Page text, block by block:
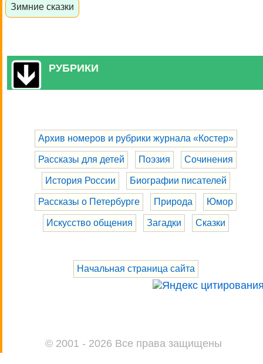
Зимние сказки
РУБРИКИ
Архив номеров и рубрики журнала «Костер»
Рассказы для детей Поэзия Сочинения
История России Биографии писателей
Рассказы о Петербурге Природа Юмор
Искусство общения Загадки Сказки
Начальная страница сайта
© 2001 - 2026 Все права защищены